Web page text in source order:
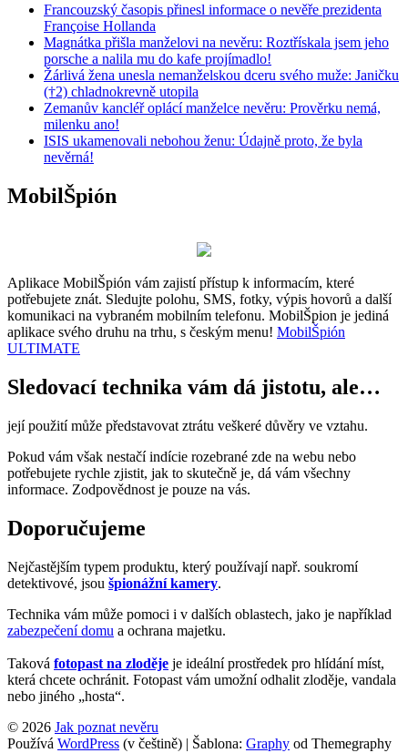
Francouzský časopis přinesl informace o nevěře prezidenta
Françoise Hollanda
Magnátka přišla manželovi na nevěru: Roztřískala jsem jeho
porsche a nalila mu do kafe projímadlo!
Žárlivá žena unesla nemanželskou dceru svého muže: Janičku
(†2) chladnokrevně utopila
Zemanův kancléř oplácí manželce nevěru: Prověrku nemá,
milenku ano!
ISIS ukamenovali nebohou ženu: Údajně proto, že byla
nevěrná!
MobilŠpión
Aplikace MobilŠpión vám zajistí přístup k informacím, které
potřebujete znát. Sledujte polohu, SMS, fotky, výpis hovorů a další
komunikaci na vybraném mobilním telefonu. MobilŠpion je jediná
aplikace svého druhu na trhu, s českým menu! MobilŠpión
ULTIMATE
Sledovací technika vám dá jistotu, ale…
její použití může představovat ztrátu veškeré důvěry ve vztahu.
Pokud vám však nestačí indície rozebrané zde na webu nebo
potřebujete rychle zjistit, jak to skutečně je, dá vám všechny
informace. Zodpovědnost je pouze na vás.
Doporučujeme
Nejčastějším typem produktu, který používají např. soukromí
detektivové, jsou špionážní kamery.
Technika vám může pomoci i v dalších oblastech, jako je například
zabezpečení domu a ochrana majetku.
Taková fotopast na zloděje je ideální prostředek pro hlídání míst,
která chcete ochránit. Fotopast vám umožní odhalit zloděje, vandala
nebo jiného „hosta“.
© 2026 Jak poznat nevěru
Používá WordPress (v češtině) | Šablona: Graphy od Themegraphy